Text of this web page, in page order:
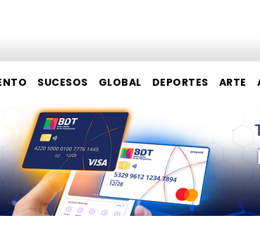
SUCESOS GLOBAL DEPORTES ARTE